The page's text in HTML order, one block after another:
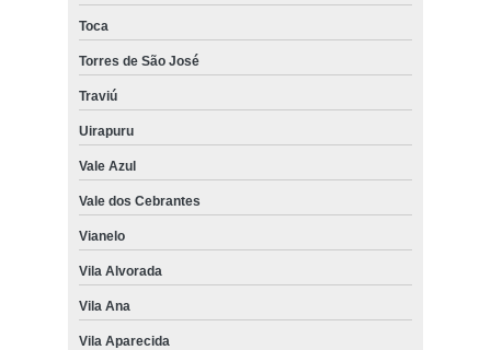
Toca
Torres de São José
Traviú
Uirapuru
Vale Azul
Vale dos Cebrantes
Vianelo
Vila Alvorada
Vila Ana
Vila Aparecida